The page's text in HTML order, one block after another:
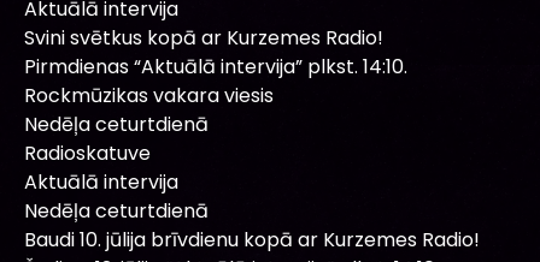
Aktuālā intervija
Svini svētkus kopā ar Kurzemes Radio!
Pirmdienas “Aktuālā intervija” plkst. 14:10.
Rockmūzikas vakara viesis
Nedēļa ceturtdienā
Radioskatuve
Aktuālā intervija
Nedēļa ceturtdienā
Baudi 10. jūlija brīvdienu kopā ar Kurzemes Radio!